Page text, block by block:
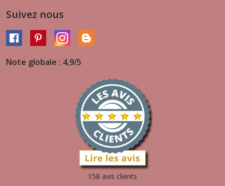
Suivez nous
Note globale : 4,9/5
158 avis clients